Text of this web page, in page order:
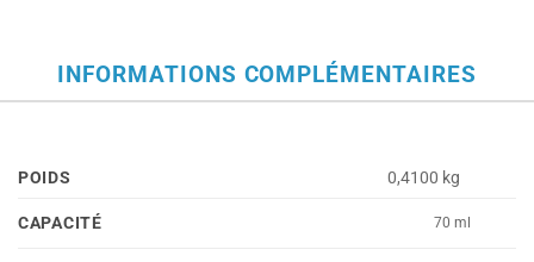
INFORMATIONS COMPLÉMENTAIRES
POIDS 0,4100 kg
CAPACITÉ 70 ml